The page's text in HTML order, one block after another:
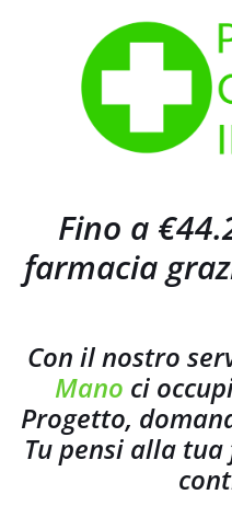
Fino a
farmacia
Con il nostro
Mano ci
Progetto,
Tu pensi alla